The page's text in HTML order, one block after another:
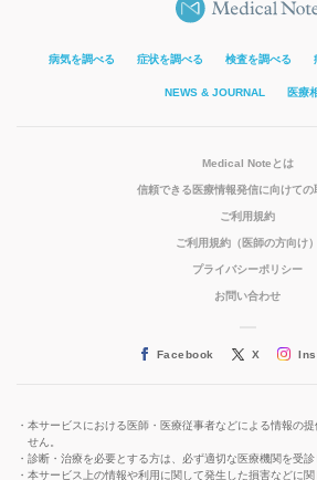
病気を調べる 症状を調べる 検査を調べる
NEWS & JOURNAL 医療
Medical Noteとは
信頼できる医療情報発信に向けての
ご利用規約
ご利用規約（医師の方向け）
プライバシーポリシー
お問い合わせ
Facebook X
本サービスにおける医師・医療従事者などによる情報の
せん。
診断・治療を必要とする方は、必ず適切な医療機関を受診
本サービス上の情報や利用に関して発生した損害などに